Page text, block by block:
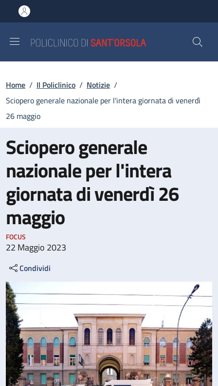
al contenuto principale
to footer content
Briciole di pane
Home / Il Policlinico / Notizie /
Sciopero generale nazionale per l'intera giornata di venerdì
26 maggio
Sciopero generale
nazionale per l'intera
giornata di venerdì 26
maggio
FOCUS
22 Maggio 2023
Condividi